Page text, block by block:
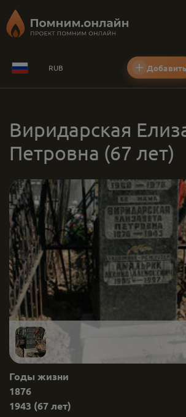
RUB Добавить
Виридарская
Петровна (67 лет)
Годы жизни
1876
1943 (67 лет)